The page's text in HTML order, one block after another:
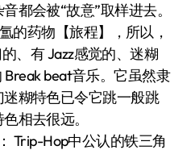
都会被“故意”取样进去。
的药物【旅程】，所以，
、有 Jazz感觉的、迷糊
beat音乐。它虽然隶
糊特色已令它跳一般跳
相去很远。
Trip-Hop中公认的铁三角